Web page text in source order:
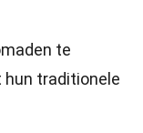
te
hun traditionele